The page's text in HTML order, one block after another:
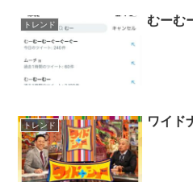
トレンド むーむ
トレンド ワイド